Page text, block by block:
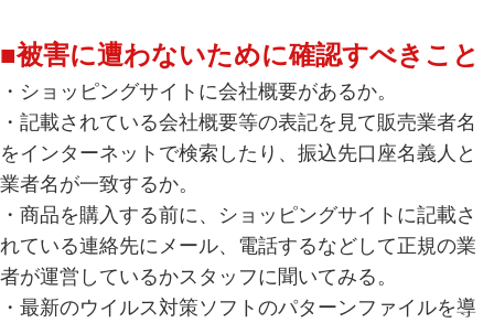
■被害に遭わないために確認すべきこと
・ショッピングサイトに会社概要があるか。
・記載されている会社概要等の表記を見て販売業者名
をインターネットで検索したり、振込先口座名義人と
業者名が一致するか。
・商品を購入する前に、ショッピングサイトに記載さ
れている連絡先にメール、電話するなどして正規の業
者が運営しているかスタッフに聞いてみる。
・最新のウイルス対策ソフトのパターンファイルを導